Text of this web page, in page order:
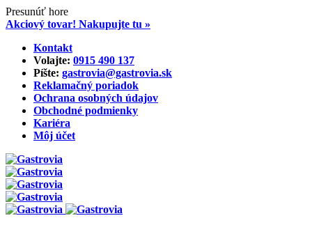
Presunúť hore
Akciový tovar! Nakupujte tu »
content
Kontakt
Volajte: 0915 490 137‬
Píšte: gastrovia@gastrovia.sk‬
Reklamačný poriadok
Ochrana osobných údajov
Obchodné podmienky
Kariéra
Môj účet